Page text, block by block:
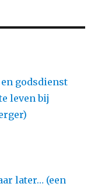
godsdienst
leven bij
later… (een